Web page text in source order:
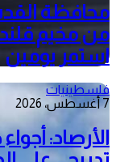
محافظة
من مخيم
استمر يومين
فلسطينيات
7 أغسطس، 2026
الأرصاد: